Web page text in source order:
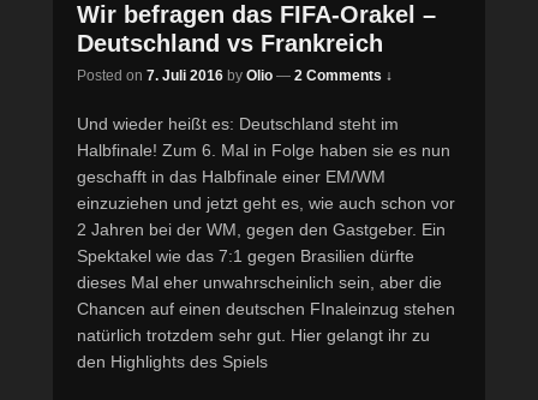
Wir befragen das FIFA-Orakel –
Deutschland vs Frankreich
Posted on 7. Juli 2016 by Olio — 2 Comments ↓
Und wieder heißt es: Deutschland steht im
Halbfinale! Zum 6. Mal in Folge haben sie es nun
geschafft in das Halbfinale einer EM/WM
einzuziehen und jetzt geht es, wie auch schon vor
2 Jahren bei der WM, gegen den Gastgeber. Ein
Spektakel wie das 7:1 gegen Brasilien dürfte
dieses Mal eher unwahrscheinlich sein, aber die
Chancen auf einen deutschen FInaleinzug stehen
natürlich trotzdem sehr gut. Hier gelangt ihr zu
den Highlights des Spiels